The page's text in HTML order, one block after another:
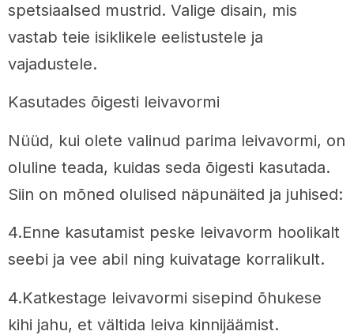
spetsiaalsed mustrid. Valige disain, mis
vastab teie isiklikele eelistustele ja
vajadustele.
Kasutades õigesti leivavormi
Nüüd, kui olete valinud parima leivavormi, on
oluline teada, kuidas seda õigesti kasutada.
Siin on mõned olulised näpunäited ja juhised:
4.Enne kasutamist peske leivavorm hoolikalt
seebi ja vee abil ning kuivatage korralikult.
4.Katkestage leivavormi sisepind õhukese
kihi jahu, et vältida leiva kinnijäämist.